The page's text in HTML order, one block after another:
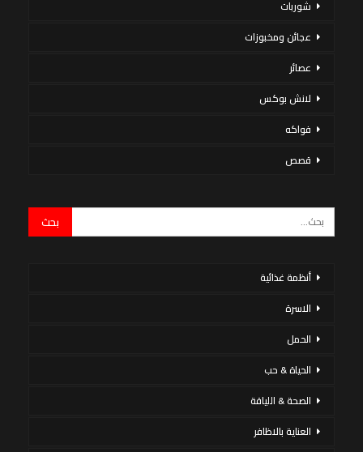
شوربات
عجائن ومخبوزات
عصائر
لانش بوكس
فواكه
قصص
أنظمة غذائية
الاسرة
الحمل
الحياة & حب
الصحة & اللياقة
العناية بالاظافر